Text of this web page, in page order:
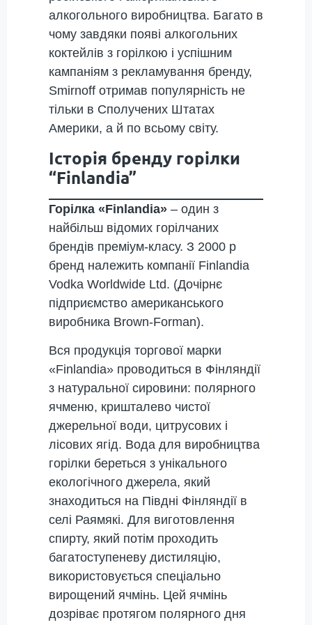
алкогольного виробництва. Багато в
чому завдяки появі алкогольних
коктейлів з горілкою і успішним
кампаніям з рекламування бренду,
Smirnoff отримав популярність не
тільки в Сполучених Штатах
Америки, а й по всьому світу.
Історія бренду горілки
“Finlandia”
Горілка «Finlandia» – один з
найбільш відомих горілчаних
брендів преміум-класу. З 2000 р
бренд належить компанії Finlandia
Vodka Worldwide Ltd. (Дочірнє
підприємство американського
виробника Brown-Forman).
Вся продукція торгової марки
«Finlandia» проводиться в Фінляндії
з натуральної сировини: полярного
ячменю, кришталево чистої
джерельної води, цитрусових і
лісових ягід. Вода для виробництва
горілки береться з унікального
екологічного джерела, який
знаходиться на Півдні Фінляндії в
селі Раямякі. Для виготовлення
спирту, який потім проходить
багатоступеневу дистиляцію,
використовується спеціально
вирощений ячмінь. Цей ячмінь
дозріває протягом полярного дня